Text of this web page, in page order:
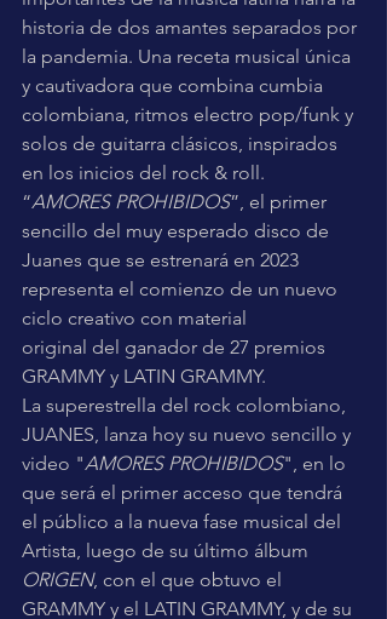
historia de dos amantes separados por
la pandemia. Una receta musical única
y cautivadora que combina cumbia
colombiana, ritmos electro pop/funk y
solos de guitarra clásicos, inspirados
en los inicios del rock & roll.
“AMORES PROHIBIDOS”, el primer
sencillo del muy esperado disco de
Juanes que se estrenará en 2023
representa el comienzo de un nuevo
ciclo creativo con material
original del ganador de 27 premios
GRAMMY y LATIN GRAMMY.
La superestrella del rock colombiano,
JUANES, lanza hoy su nuevo sencillo y
video "AMORES PROHIBIDOS", en lo
que será el primer acceso que tendrá
el público a la nueva fase musical del
Artista, luego de su último álbum
ORIGEN, con el que obtuvo el
GRAMMY y el LATIN GRAMMY, y de su